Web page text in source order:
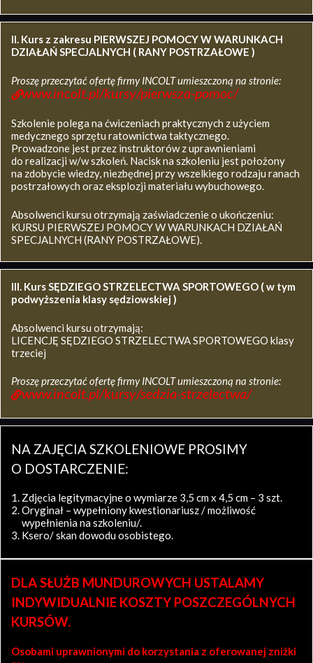
II. Kurs z zakresu PIERWSZEJ POMOCY W WARUNKACH
DZIAŁAŃ SPECJALNYCH ( RANY POSTRZAŁOWE )
Proszę przeczytać ofertę firmy INCOLT umieszczoną na stronie:
www.incolt.pl/kursy/pierwsza-pomoc/
Szkolenie polega na ćwiczeniach praktycznych z użyciem
medycznego sprzętu ratownictwa taktycznego.
Prowadzone jest przez instruktorów z uprawnieniami
do realizacji w/w szkoleń. Nacisk na szkoleniu jest położony
na zdobycie wiedzy, niezbędnej przy wszelkiego rodzaju ranach
postrzałowych oraz eksplozji materiału wybuchowego.
Absolwenci kursu otrzymają zaświadczenie o ukończeniu:
KURSU PIERWSZEJ POMOCY W WARUNKACH DZIAŁAŃ
SPECJALNYCH (RANY POSTRZAŁOWE).
III. Kurs SĘDZIEGO STRZELECTWA SPORTOWEGO ( w tym
podwyższenia klasy sędziowskiej )
Absolwenci kursu otrzymają:
LICENCJĘ SĘDZIEGO STRZELECTWA SPORTOWEGO klasy
trzeciej
Proszę przeczytać ofertę firmy INCOLT umieszczoną na stronie:
www.incolt.pl/kursy/sedzia-strzelectwa/
NA ZAJĘCIA SZKOLENIOWE PROSIMY
O DOSTARCZENIE:
Zdjęcia legitymacyjne o wymiarze 3,5 cm x 4,5 cm – 3 szt.
Oryginał – wypełniony kwestionariusz / możliwość
wypełnienia na szkoleniu/.
Ksero/ skan dowodu osobistego.
DLA SŁUŻB MUNDUROWYCH USTALAMY
INDYWIDUALNIE KOSZTY POSZCZEGÓLNYCH
KURSÓW.
Osobami uprawnionymi do korzystania z oferowanej zniżki